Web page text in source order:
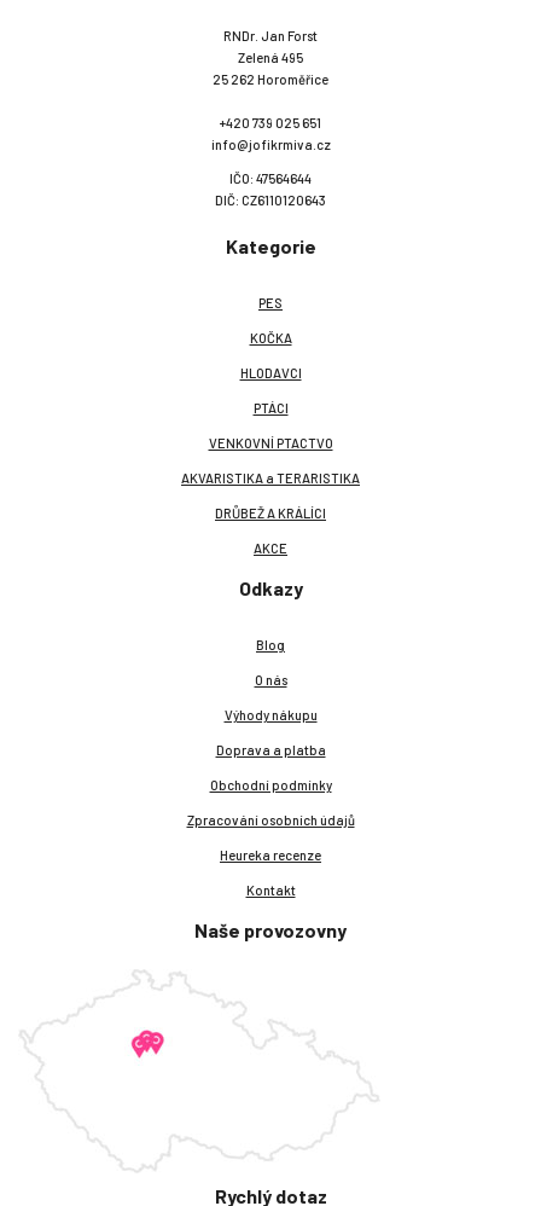
RNDr. Jan Forst
Zelená 495
25 262 Horoměřice
+420 739 025 651
info@jofikrmiva.cz
IČO: 47564644
DIČ: CZ6110120643
Kategorie
PES
KOČKA
HLODAVCI
PTÁCI
VENKOVNÍ PTACTVO
AKVARISTIKA a TERARISTIKA
DRŮBEŽ A KRÁLÍCI
AKCE
Odkazy
Blog
O nás
Výhody nákupu
Doprava a platba
Obchodní podmínky
Zpracování osobních údajů
Heureka recenze
Kontakt
Naše provozovny
Rychlý dotaz